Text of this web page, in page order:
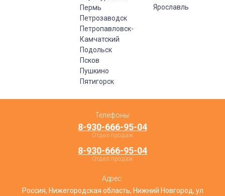
Пермь
Петрозаводск
Петропавловск-
Камчатский
Подольск
Псков
Пушкино
Пятигорск
Ярославль
Телефоны:
8-930-666-95-04
Отдел продаж
8-930-666-95-04
Отдел продаж
Адрес:
Россия, Нижегородская область, Нижний Новгород, ул